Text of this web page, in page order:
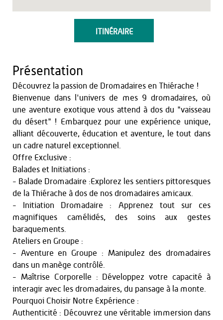
ITINÉRAIRE
Présentation
Découvrez la passion de Dromadaires en Thiérache !
Bienvenue dans l'univers de mes 9 dromadaires, où
une aventure exotique vous attend à dos du "vaisseau
du désert" ! Embarquez pour une expérience unique,
alliant découverte, éducation et aventure, le tout dans
un cadre naturel exceptionnel.
Offre Exclusive :
Balades et Initiations :
- Balade Dromadaire :Explorez les sentiers pittoresques
de la Thiérache à dos de nos dromadaires amicaux.
- Initiation Dromadaire : Apprenez tout sur ces
magnifiques camélidés, des soins aux gestes
baraquements.
Ateliers en Groupe :
- Aventure en Groupe : Manipulez des dromadaires
dans un manège contrôlé.
- Maîtrise Corporelle : Développez votre capacité à
interagir avec les dromadaires, du pansage à la monte.
Pourquoi Choisir Notre Expérience :
Authenticité : Découvrez une véritable immersion dans